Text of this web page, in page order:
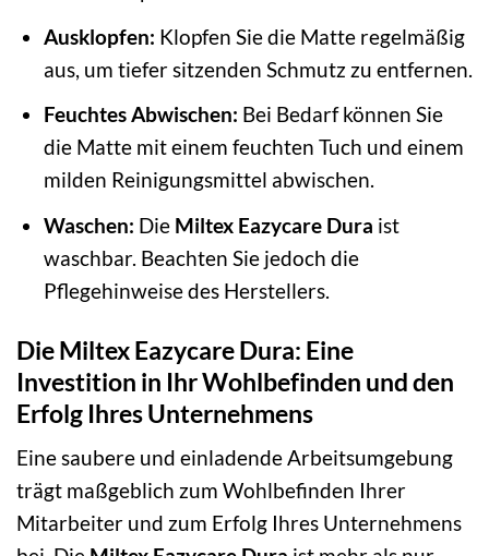
Ausklopfen: Klopfen Sie die Matte regelmäßig
aus, um tiefer sitzenden Schmutz zu entfernen.
Feuchtes Abwischen: Bei Bedarf können Sie
die Matte mit einem feuchten Tuch und einem
milden Reinigungsmittel abwischen.
Waschen: Die Miltex Eazycare Dura ist
waschbar. Beachten Sie jedoch die
Pflegehinweise des Herstellers.
Die Miltex Eazycare Dura: Eine
Investition in Ihr Wohlbefinden und den
Erfolg Ihres Unternehmens
Eine saubere und einladende Arbeitsumgebung
trägt maßgeblich zum Wohlbefinden Ihrer
Mitarbeiter und zum Erfolg Ihres Unternehmens